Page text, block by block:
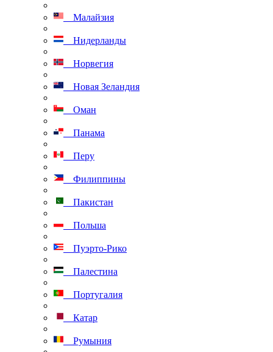
Малайзия
Нидерланды
Норвегия
Новая Зеландия
Оман
Панама
Перу
Филиппины
Пакистан
Польша
Пуэрто-Рико
Палестина
Португалия
Катар
Румыния